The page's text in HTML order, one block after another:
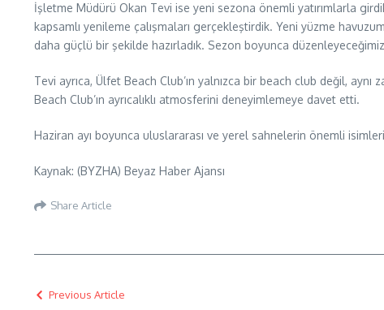
İşletme Müdürü Okan Tevi ise yeni sezona önemli yatırımlarla
kapsamlı yenileme çalışmaları gerçekleştirdik. Yeni yüzme
daha güçlü bir şekilde hazırladık. Sezon boyunca
Tevi ayrıca, Ülfet Beach Club’ın yalnızca bir beach club değil,
Beach Club’ın ayrıcalıklı atmosferini deneyimlemeye davet etti.
Haziran ayı boyunca uluslararası ve yerel sahnelerin önemli
Kaynak: (BYZHA) Beyaz Haber Ajansı
Share Article
Previous Article